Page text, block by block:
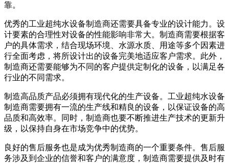
靠。
优秀的工业超纯水设备制造商还需要具备专业的设计能力。设
计要素的合理性对设备的性能影响非常大。制造商需要根据客
户的具体需求，结合现场环境、水源水质、用途等多个因素进
行全面考虑，将所设计出的设备完美地适应客户需求。此外，
制造商还需要能够为不同的客户提供定制化的设备，以满足各
行业的不同需求。
制造高品质产品必须拥有现代化的生产设备。工业超纯水设备
制造商需要拥有一流的生产线和精良的设备，以保证设备的高
品质和高效率。同时，制造商也要不断推进生产技术的更新升
级，以保持自身在市场竞争中的优势。
良好的售后服务也是成为优秀制造商的一个重要条件。售后服
务涉及到企业的信誉和客户的满意度，制造商需要提供及时有